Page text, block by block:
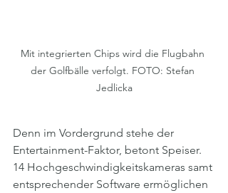
Mit integrierten Chips wird die Flugbahn
der Golfbälle verfolgt. FOTO: Stefan
Jedlicka
Denn im Vordergrund stehe der
Entertainment-Faktor, betont Speiser.
14 Hochgeschwindigkeitskameras samt
entsprechender Software ermöglichen